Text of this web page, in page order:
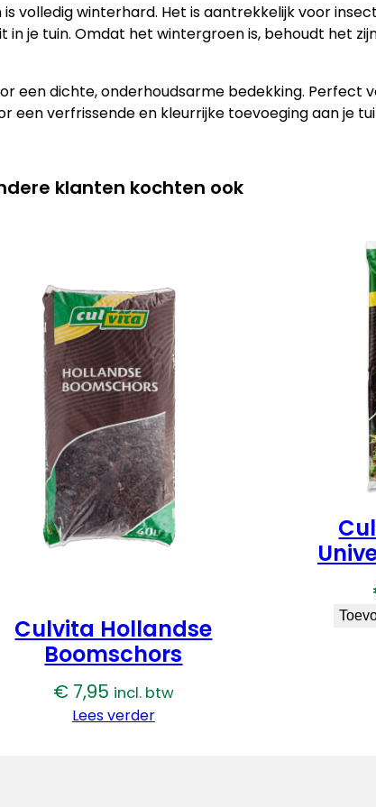
–
S
e
n
e
n
t
a
l
volledig winterhard. Het is aantrekkelijk voor
je tuin. Omdat het wintergroen is, behoudt het
een dichte, onderhoudsarme bedekking. Perfect
verfrissende en kleurrijke toevoeging aan je
klanten kochten ook
Culvita Hollandse
Boomschors
€7,95 incl. btw
Lees verder